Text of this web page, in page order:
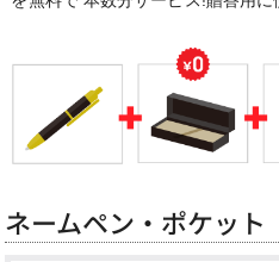
ネームペン・ポケット